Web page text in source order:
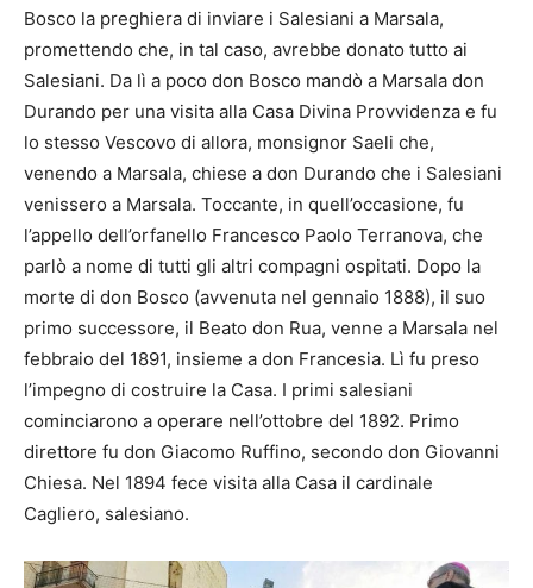
Bosco la preghiera di inviare i Salesiani a Marsala,
promettendo che, in tal caso, avrebbe donato tutto ai
Salesiani. Da lì a poco don Bosco mandò a Marsala don
Durando per una visita alla Casa Divina Provvidenza e fu
lo stesso Vescovo di allora, monsignor Saeli che,
venendo a Marsala, chiese a don Durando che i Salesiani
venissero a Marsala. Toccante, in quell’occasione, fu
l’appello dell’orfanello Francesco Paolo Terranova, che
parlò a nome di tutti gli altri compagni ospitati. Dopo la
morte di don Bosco (avvenuta nel gennaio 1888), il suo
primo successore, il Beato don Rua, venne a Marsala nel
febbraio del 1891, insieme a don Francesia. Lì fu preso
l’impegno di costruire la Casa. I primi salesiani
cominciarono a operare nell’ottobre del 1892. Primo
direttore fu don Giacomo Ruffino, secondo don Giovanni
Chiesa. Nel 1894 fece visita alla Casa il cardinale
Cagliero, salesiano.